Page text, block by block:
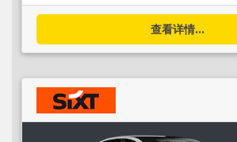
查看详情...